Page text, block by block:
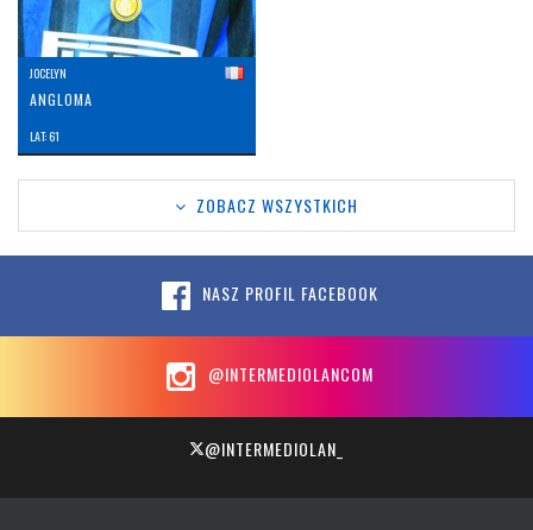
JOCELYN
ANGLOMA
LAT: 61
ZOBACZ WSZYSTKICH
NASZ PROFIL FACEBOOK
@INTERMEDIOLANCOM
@INTERMEDIOLAN_